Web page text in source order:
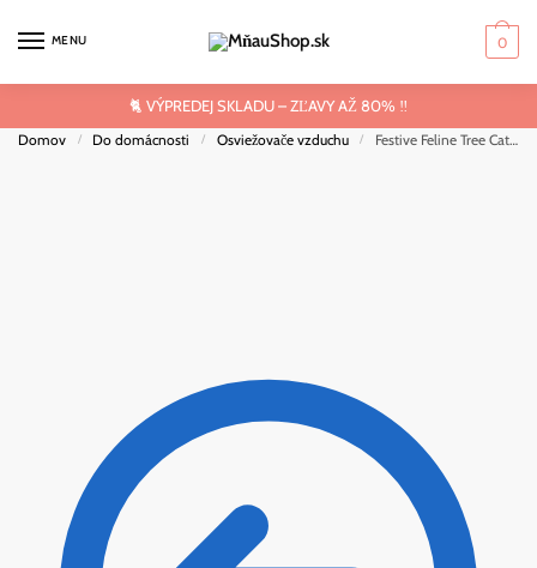
MENU 0
🐈 VÝPREDEJ SKLADU – ZĽAVY AŽ 80% ‼️
Domov / Do domácnosti / Osviežovače vzduchu / Festive Feline Tree Cat Cinnamon Spice Osviežovač vzduchu